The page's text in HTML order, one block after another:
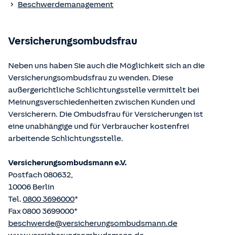
eingesehen und abgerufen werden.
Beschwerdemanagement
Versicherungsombudsfrau
Neben uns haben Sie auch die Möglichkeit sich an die
Versicherungsombudsfrau zu wenden. Diese
außergerichtliche Schlichtungsstelle vermittelt bei
Meinungsverschiedenheiten zwischen Kunden und
Versicherern. Die Ombudsfrau für Versicherungen ist
eine unabhängige und für Verbraucher kostenfrei
arbeitende Schlichtungsstelle.
Versicherungsombudsmann e.V.
Postfach 080632,
10006 Berlin
Tel. 0800 3696000*
Fax 0800 3699000*
beschwerde@versicherungsombudsmann.de